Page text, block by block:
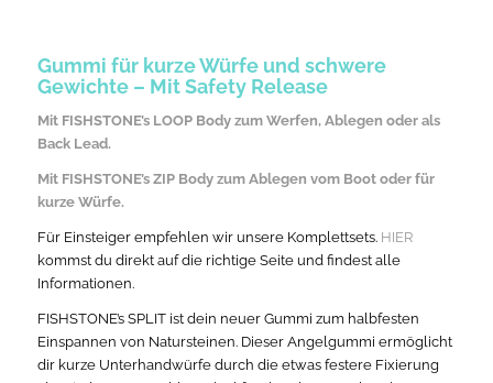
Gummi für kurze Würfe und schwere
Gewichte – Mit Safety Release
Mit FISHSTONE’s LOOP Bodyzum Werfen, Ablegen oder als
Back Lead.
Mit FISHSTONE’s ZIP Bodyzum Ablegen vom Boot oder für
kurze Würfe.
Für Einsteiger empfehlen wir unsere Komplettsets. HIER
kommst du direkt auf die richtige Seite und findest alle
Informationen.
FISHSTONE’s SPLIT ist dein neuer Gummi zum halbfesten
Einspannen von Natursteinen. Dieser Angelgummi ermöglicht
dir kurze Unterhandwürfe durch die etwas festere Fixierung